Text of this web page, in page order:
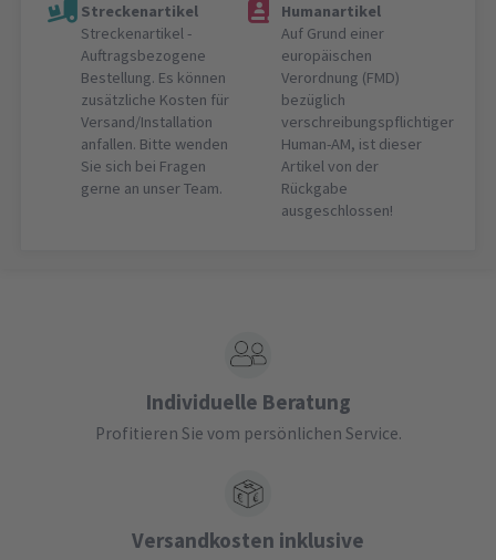
Streckenartikel
Streckenartikel -
Auftragsbezogene
Bestellung. Es können
zusätzliche Kosten für
Versand/Installation
anfallen. Bitte wenden
Sie sich bei Fragen
gerne an unser Team.
Humanartikel
Auf Grund einer
europäischen
Verordnung (FMD)
bezüglich
verschreibungspflichtiger
Human-AM, ist dieser
Artikel von der
Rückgabe
ausgeschlossen!
Individuelle Beratung
Profitieren Sie vom persönlichen Service.
Versandkosten inklusive